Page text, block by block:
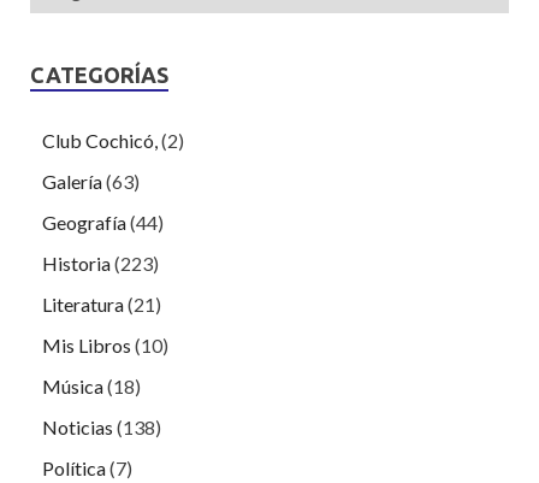
CATEGORÍAS
Club Cochicó, (2)
Galería(63)
Geografía(44)
Historia(223)
Literatura(21)
Mis Libros (10)
Música(18)
Noticias (138)
Política(7)